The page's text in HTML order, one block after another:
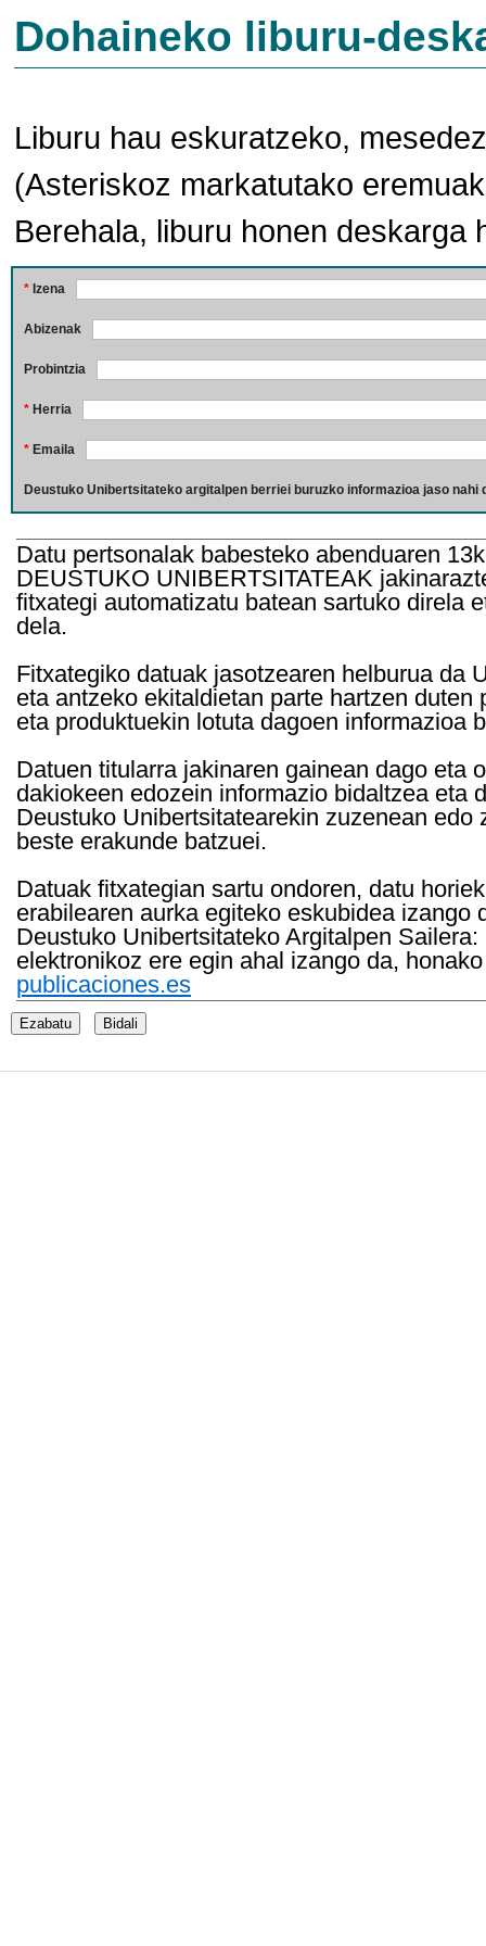
Dohaineko liburu-
Liburu hau eskuratzeko,
(Asteriskoz markatutako
Berehala, liburu honen deskarga
* Izena
Abizenak
Probintzia
* Herria
* Emaila
Deustuko Unibertsitateko argitalpen berriei buruzko informazioa jaso nahi
Datu pertsonalak babesteko abenduaren
DEUSTUKO UNIBERTSITATEAK
fitxategi automatizatu batean sartuko direla
dela.
Fitxategiko datuak jasotzearen helburua da
eta antzeko ekitaldietan parte hartzen
eta produktuekin lotuta dagoen informazioa
Datuen titularra jakinaren gainean dago eta
dakiokeen edozein informazio bidaltzea eta
Deustuko Unibertsitatearekin zuzenean
beste erakunde batzuei.
Datuak fitxategian sartu ondoren, datu
erabilearen aurka egiteko eskubidea
Deustuko Unibertsitateko Argitalpen
elektronikoz ere egin ahal izango da,
publicaciones.es
Ezabatu Bidali